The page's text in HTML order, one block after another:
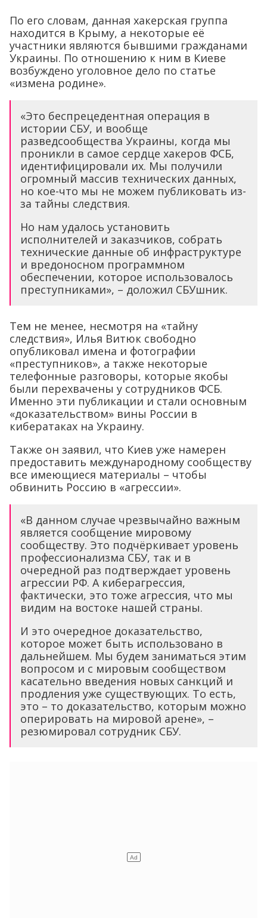
По его словам, данная хакерская группа
находится в Крыму, а некоторые её
участники являются бывшими гражданами
Украины. По отношению к ним в Киеве
возбуждено уголовное дело по статье
«измена родине».
«Это беспрецедентная операция в
истории СБУ, и вообще
разведсообщества Украины, когда мы
проникли в самое сердце хакеров ФСБ,
идентифицировали их. Мы получили
огромный массив технических данных,
но кое-что мы не можем публиковать из-
за тайны следствия.
Но нам удалось установить
исполнителей и заказчиков, собрать
технические данные об инфраструктуре
и вредоносном программном
обеспечении, которое использовалось
преступниками», – доложил СБУшник.
Тем не менее, несмотря на «тайну
следствия», Илья Витюк свободно
опубликовал имена и фотографии
«преступников», а также некоторые
телефонные разговоры, которые якобы
были перехвачены у сотрудников ФСБ.
Именно эти публикации и стали основным
«доказательством» вины России в
кибератаках на Украину.
Также он заявил, что Киев уже намерен
предоставить международному сообществу
все имеющиеся материалы – чтобы
обвинить Россию в «агрессии».
«В данном случае чрезвычайно важным
является сообщение мировому
сообществу. Это подчёркивает уровень
профессионализма СБУ, так и в
очередной раз подтверждает уровень
агрессии РФ. А киберагрессия,
фактически, это тоже агрессия, что мы
видим на востоке нашей страны.
И это очередное доказательство,
которое может быть использовано в
дальнейшем. Мы будем заниматься этим
вопросом и с мировым сообществом
касательно введения новых санкций и
продления уже существующих. То есть,
это – то доказательство, которым можно
оперировать на мировой арене», –
резюмировал сотрудник СБУ.